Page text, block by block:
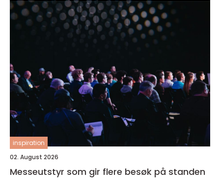
inspiration
02. August 2026
Messeutstyr som gir flere besøk på standen